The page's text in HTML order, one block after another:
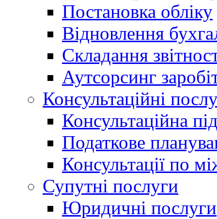
Постановка обліку
Відновлення
Складання
Аутсорсинг
Консультаційні
Консультаційна
Податкове
Консультації по
Супутні послуги
Юридичні послуги